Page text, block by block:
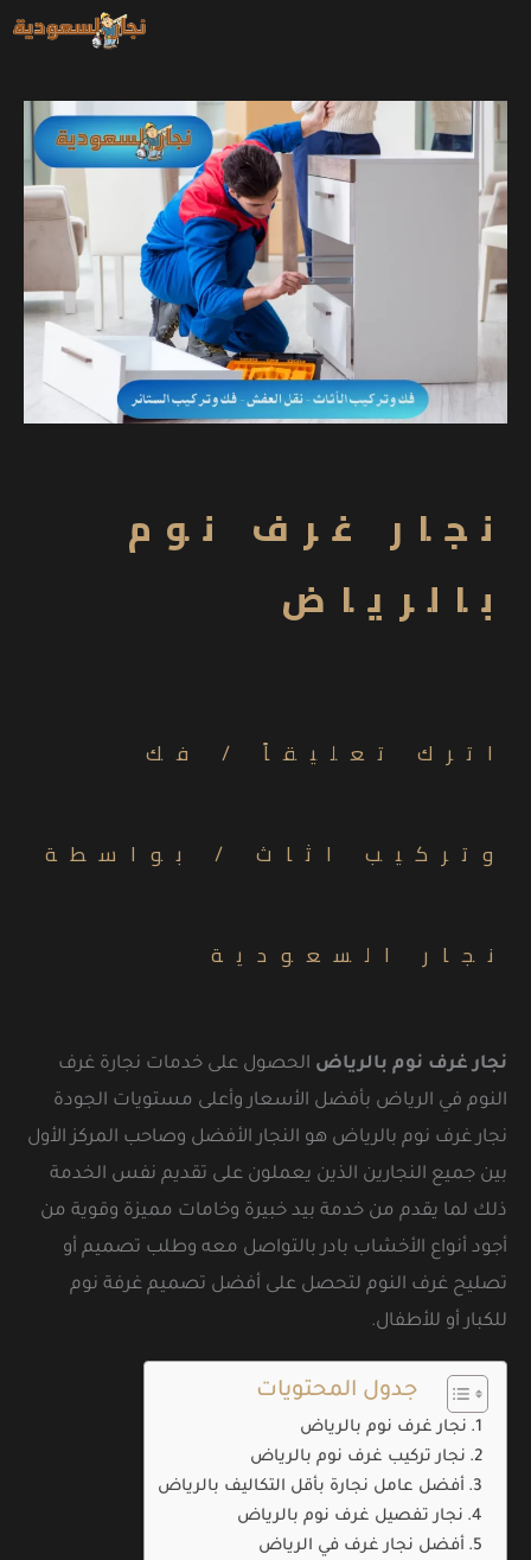
نجار غرف نوم
بالرياض
اترك تعليقاً / فك
وتركيب اثاث / بواسطة
نجار السعودية
نجار غرف نوم بالرياض الحصول على خدمات نجارة غرف
النوم في الرياض بأفضل الأسعار وأعلى مستويات الجودة
نجار غرف نوم بالرياض هو النجار الأفضل وصاحب المركز الأول
بين جميع النجارين الذين يعملون على تقديم نفس الخدمة
ذلك لما يقدم من خدمة بيد خبيرة وخامات مميزة وقوية من
أجود أنواع الأخشاب بادر بالتواصل معه وطلب تصميم أو
تصليح غرف النوم لتحصل على أفضل تصميم غرفة نوم
للكبار أو للأطفال.
جدول المحتويات
نجار غرف نوم بالرياض
نجار تركيب غرف نوم بالرياض
أفضل عامل نجارة بأقل التكاليف بالرياض
نجار تفصيل غرف نوم بالرياض
أفضل نجار غرف في الرياض